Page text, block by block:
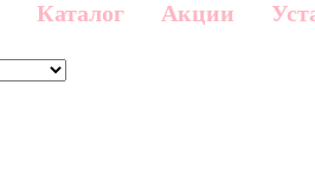
Каталог Акции